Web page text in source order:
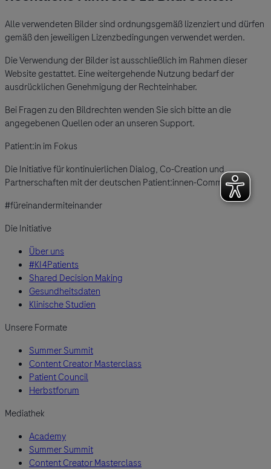
Alle verwendeten Bilder sind ordnungsgemäß lizenziert und dürfen
gemäß den jeweiligen Lizenzbedingungen verwendet werden.
Die Verwendung der Bilder ist ausschließlich im Rahmen dieser
Website gestattet. Eine weitergehende Nutzung bedarf der
ausdrücklichen Genehmigung der Rechteinhaber.
Bei Fragen zu den Bildrechten wenden Sie sich bitte an die
angegebenen Quellen oder an unseren Support.
Patient:in im Fokus
Die Initiative für kontinuierlichen Dialog, Co-Creation und
Partnerschaften mit der deutschen Patient:innen-Community.
#füreinandermiteinander
Die Initiative
Über uns
#KI4Patients
Shared Decision Making
Gesundheitsdaten
Klinische Studien
Unsere Formate
Summer Summit
Content Creator Masterclass
Patient Council
Herbstforum
Mediathek
Academy
Summer Summit
Content Creator Masterclass